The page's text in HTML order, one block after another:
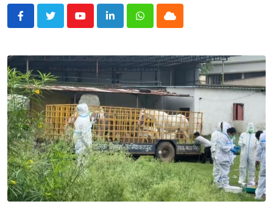
YoutubeLinkedInWhatsappCloud